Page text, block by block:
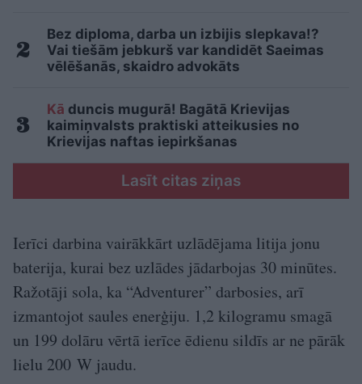
Bez diploma, darba un izbijis slepkava!?
Vai tiešām jebkurš var kandidēt Saeimas
vēlēšanās, skaidro advokāts
Kā duncis mugurā! Bagātā Krievijas
kaimiņvalsts praktiski atteikusies no
Krievijas naftas iepirkšanas
Lasīt citas ziņas
Ierīci darbina vairākkārt uzlādējama litija jonu
baterija, kurai bez uzlādes jādarbojas 30 minūtes.
Ražotāji sola, ka “Adventurer” darbosies, arī
izmantojot saules enerģiju. 1,2 kilogramu smagā
un 199 dolāru vērtā ierīce ēdienu sildīs ar ne pārāk
lielu 200 W jaudu.